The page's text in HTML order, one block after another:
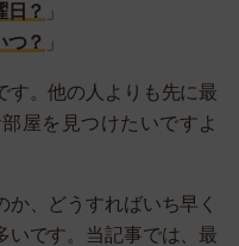
？ 」
つ？ 」
す。他の人よりも先に最
屋を見つけたいですよ
か、どうすればいち早く
いです。当記事では、最